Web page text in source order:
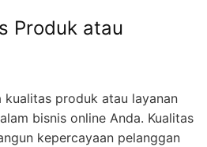
Produk atau
kualitas produk atau layanan
bisnis online Anda. Kualitas
kepercayaan pelanggan